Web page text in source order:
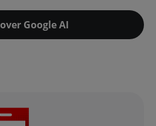
Google AI